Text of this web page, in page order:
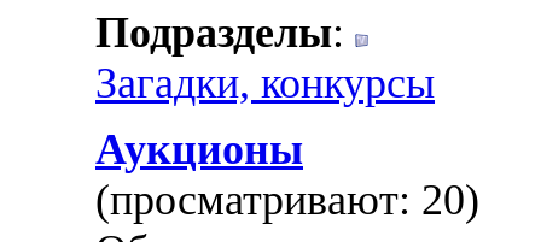
Подразделы:
Загадки, конкурсы
Аукционы
(просматривают: 20)